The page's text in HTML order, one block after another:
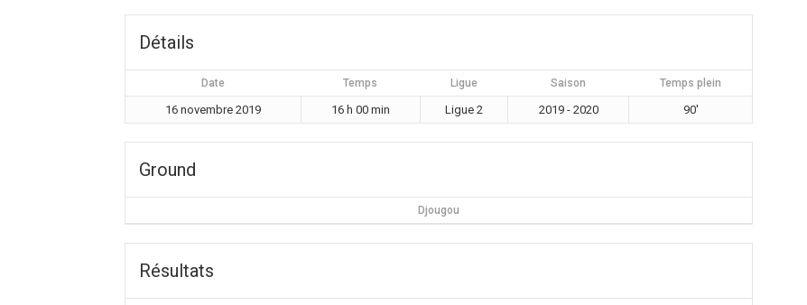
Détails
Date Temps Ligue Saison Temps plein
16 novembre 2019 16 h 00 min Ligue 2 2019 - 2020 90'
Ground
Djougou
Résultats